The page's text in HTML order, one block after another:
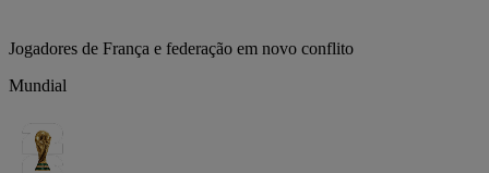
Jogadores de França e federação em novo conflito
Mundial